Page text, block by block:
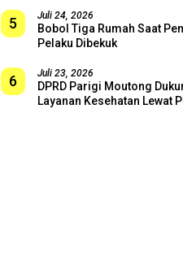
5 Juli 24, 2026
Bobol Tiga Rumah Saat
Pelaku Dibekuk
6 Juli 23, 2026
DPRD Parigi Moutong
Layanan Kesehatan Lewat